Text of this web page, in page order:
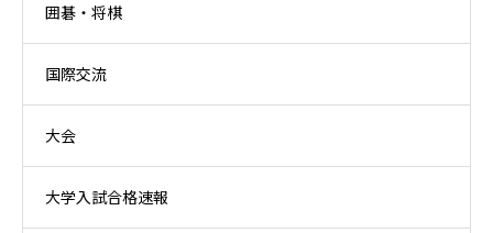
囲碁・将棋
国際交流
大会
大学入試合格速報